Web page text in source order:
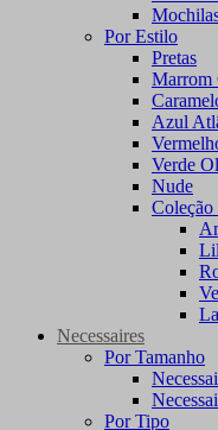
Por Estilo
Pretas
Marrom
Azul
Verde
Nude
Coleção
Necessaires
Por Tamanho
Por Tipo